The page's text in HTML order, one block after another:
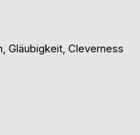
Gläubigkeit, Cleverness